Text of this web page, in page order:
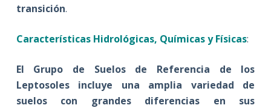
transición.
Características Hidrológicas, Químicas y Físicas:
El Grupo de Suelos de Referencia de los
Leptosoles incluye una amplia variedad de
suelos con grandes diferencias en sus